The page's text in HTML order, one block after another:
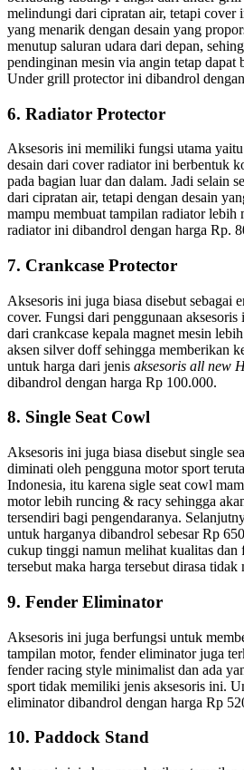
melindungi dari cipratan air, tetapi cover
yang menarik dengan desain yang
menutup saluran udara dari depan,
pendinginan mesin via angin tetap dapat
Under grill protector ini dibandrol
6. Radiator Protector
Aksesoris ini memiliki fungsi utama
desain dari cover radiator ini berbentuk
pada bagian luar dan dalam. Jadi selain
dari cipratan air, tetapi dengan desain
mampu membuat tampilan radiator lebih
radiator ini dibandrol dengan harga Rp.
7. Crankcase Protector
Aksesoris ini juga biasa disebut sebagai
cover. Fungsi dari penggunaan
dari crankcase kepala magnet mesin
aksen silver doff sehingga memberikan
untuk harga dari jenis aksesoris all new
dibandrol dengan harga Rp 100.000.
8. Single Seat Cowl
Aksesoris ini juga biasa disebut single
diminati oleh pengguna motor sport
Indonesia, itu karena sigle seat cowl
motor lebih runcing & racy sehingga
tersendiri bagi pengendaranya.
untuk harganya dibandrol sebesar Rp
cukup tinggi namun melihat kualitas dan
tersebut maka harga tersebut dirasa tidak
9. Fender Eliminator
Aksesoris ini juga berfungsi untuk
tampilan motor, fender eliminator juga
fender racing style minimalist dan ada
sport tidak memiliki jenis aksesoris ini.
eliminator dibandrol dengan harga Rp
10. Paddock Stand